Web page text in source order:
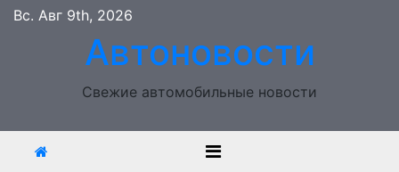
Перейти
содержимому
Вс. Авг 9th, 2026
Автоновости
Свежие автомобильные новости